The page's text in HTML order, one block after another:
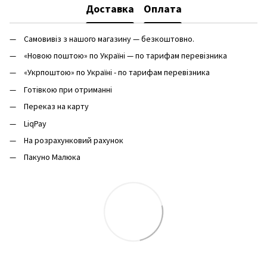
Доставка Оплата
Самовивіз з нашого магазину — безкоштовно.
«Новою поштою» по Україні — по тарифам перевізника
«Укрпоштою» по Україні - по тарифам перевізника
Готівкою при отриманні
Переказ на карту
LiqPay
На розрахунковий рахунок
Пакуно Малюка